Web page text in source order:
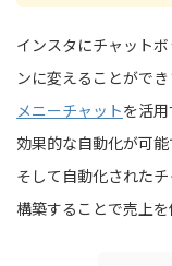
インスタにチャット
ンに変えることができ
メニーチャットを活
効果的な自動化が可能
そして自動化された
構築することで売上を